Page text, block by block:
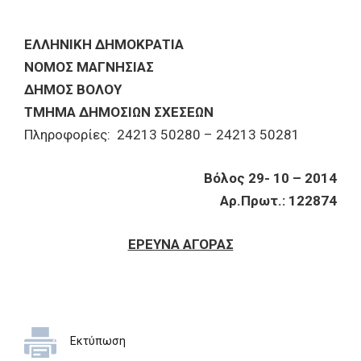
ΕΛΛΗΝΙΚΗ ΔΗΜΟΚΡΑΤΙΑ
ΝΟΜΟΣ ΜΑΓΝΗΣΙΑΣ
ΔΗΜΟΣ ΒΟΛΟΥ
ΤΜΗΜΑ ΔΗΜΟΣΙΩΝ ΣΧΕΣΕΩΝ
Πληροφορίες: 24213 50280 – 24213 50281
Βόλος 29- 10 – 2014
Αρ.Πρωτ.: 122874
ΕΡΕΥΝΑ ΑΓΟΡΑΣ
Εκτύπωση